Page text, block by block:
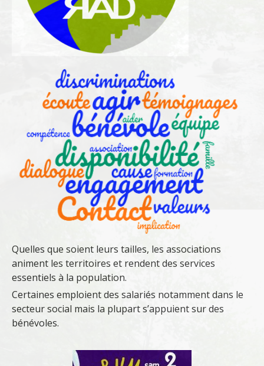
Quelles que soient leurs tailles, les associations
animent les territoires et rendent des services
essentiels à la population.
Certaines emploient des salariés notamment dans le
secteur social mais la plupart s’appuient sur des
bénévoles.